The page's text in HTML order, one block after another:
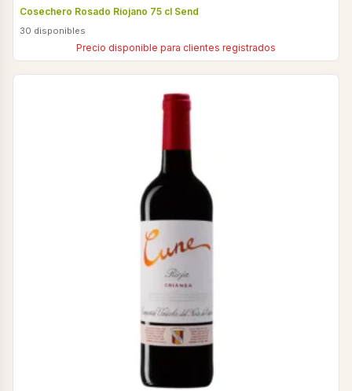
Cosechero Rosado Riojano 75 cl Send
30 disponibles
Precio disponible para clientes registrados